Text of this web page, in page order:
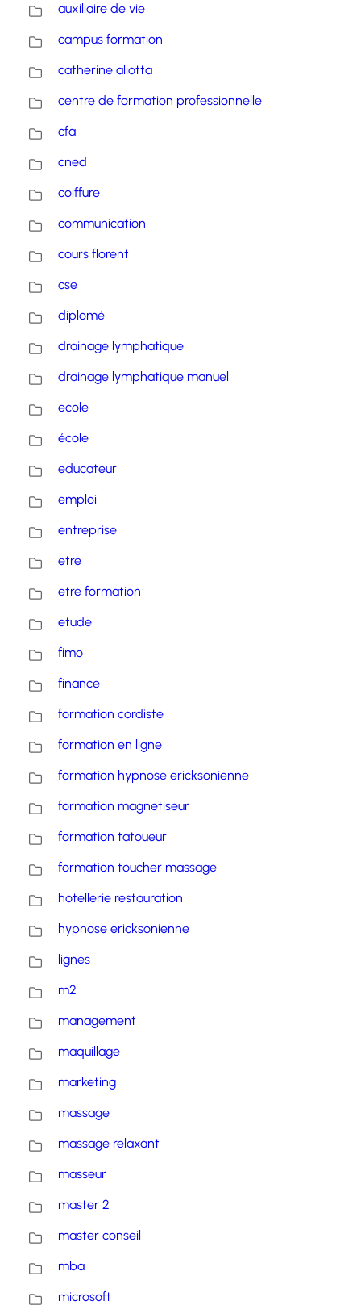
auxiliaire de vie
campus formation
catherine aliotta
centre de formation professionnelle
cfa
cned
coiffure
communication
cours florent
cse
diplomé
drainage lymphatique
drainage lymphatique manuel
ecole
école
educateur
emploi
entreprise
etre
etre formation
etude
fimo
finance
formation cordiste
formation en ligne
formation hypnose ericksonienne
formation magnetiseur
formation tatoueur
formation toucher massage
hotellerie restauration
hypnose ericksonienne
lignes
m2
management
maquillage
marketing
massage
massage relaxant
masseur
master 2
master conseil
mba
microsoft